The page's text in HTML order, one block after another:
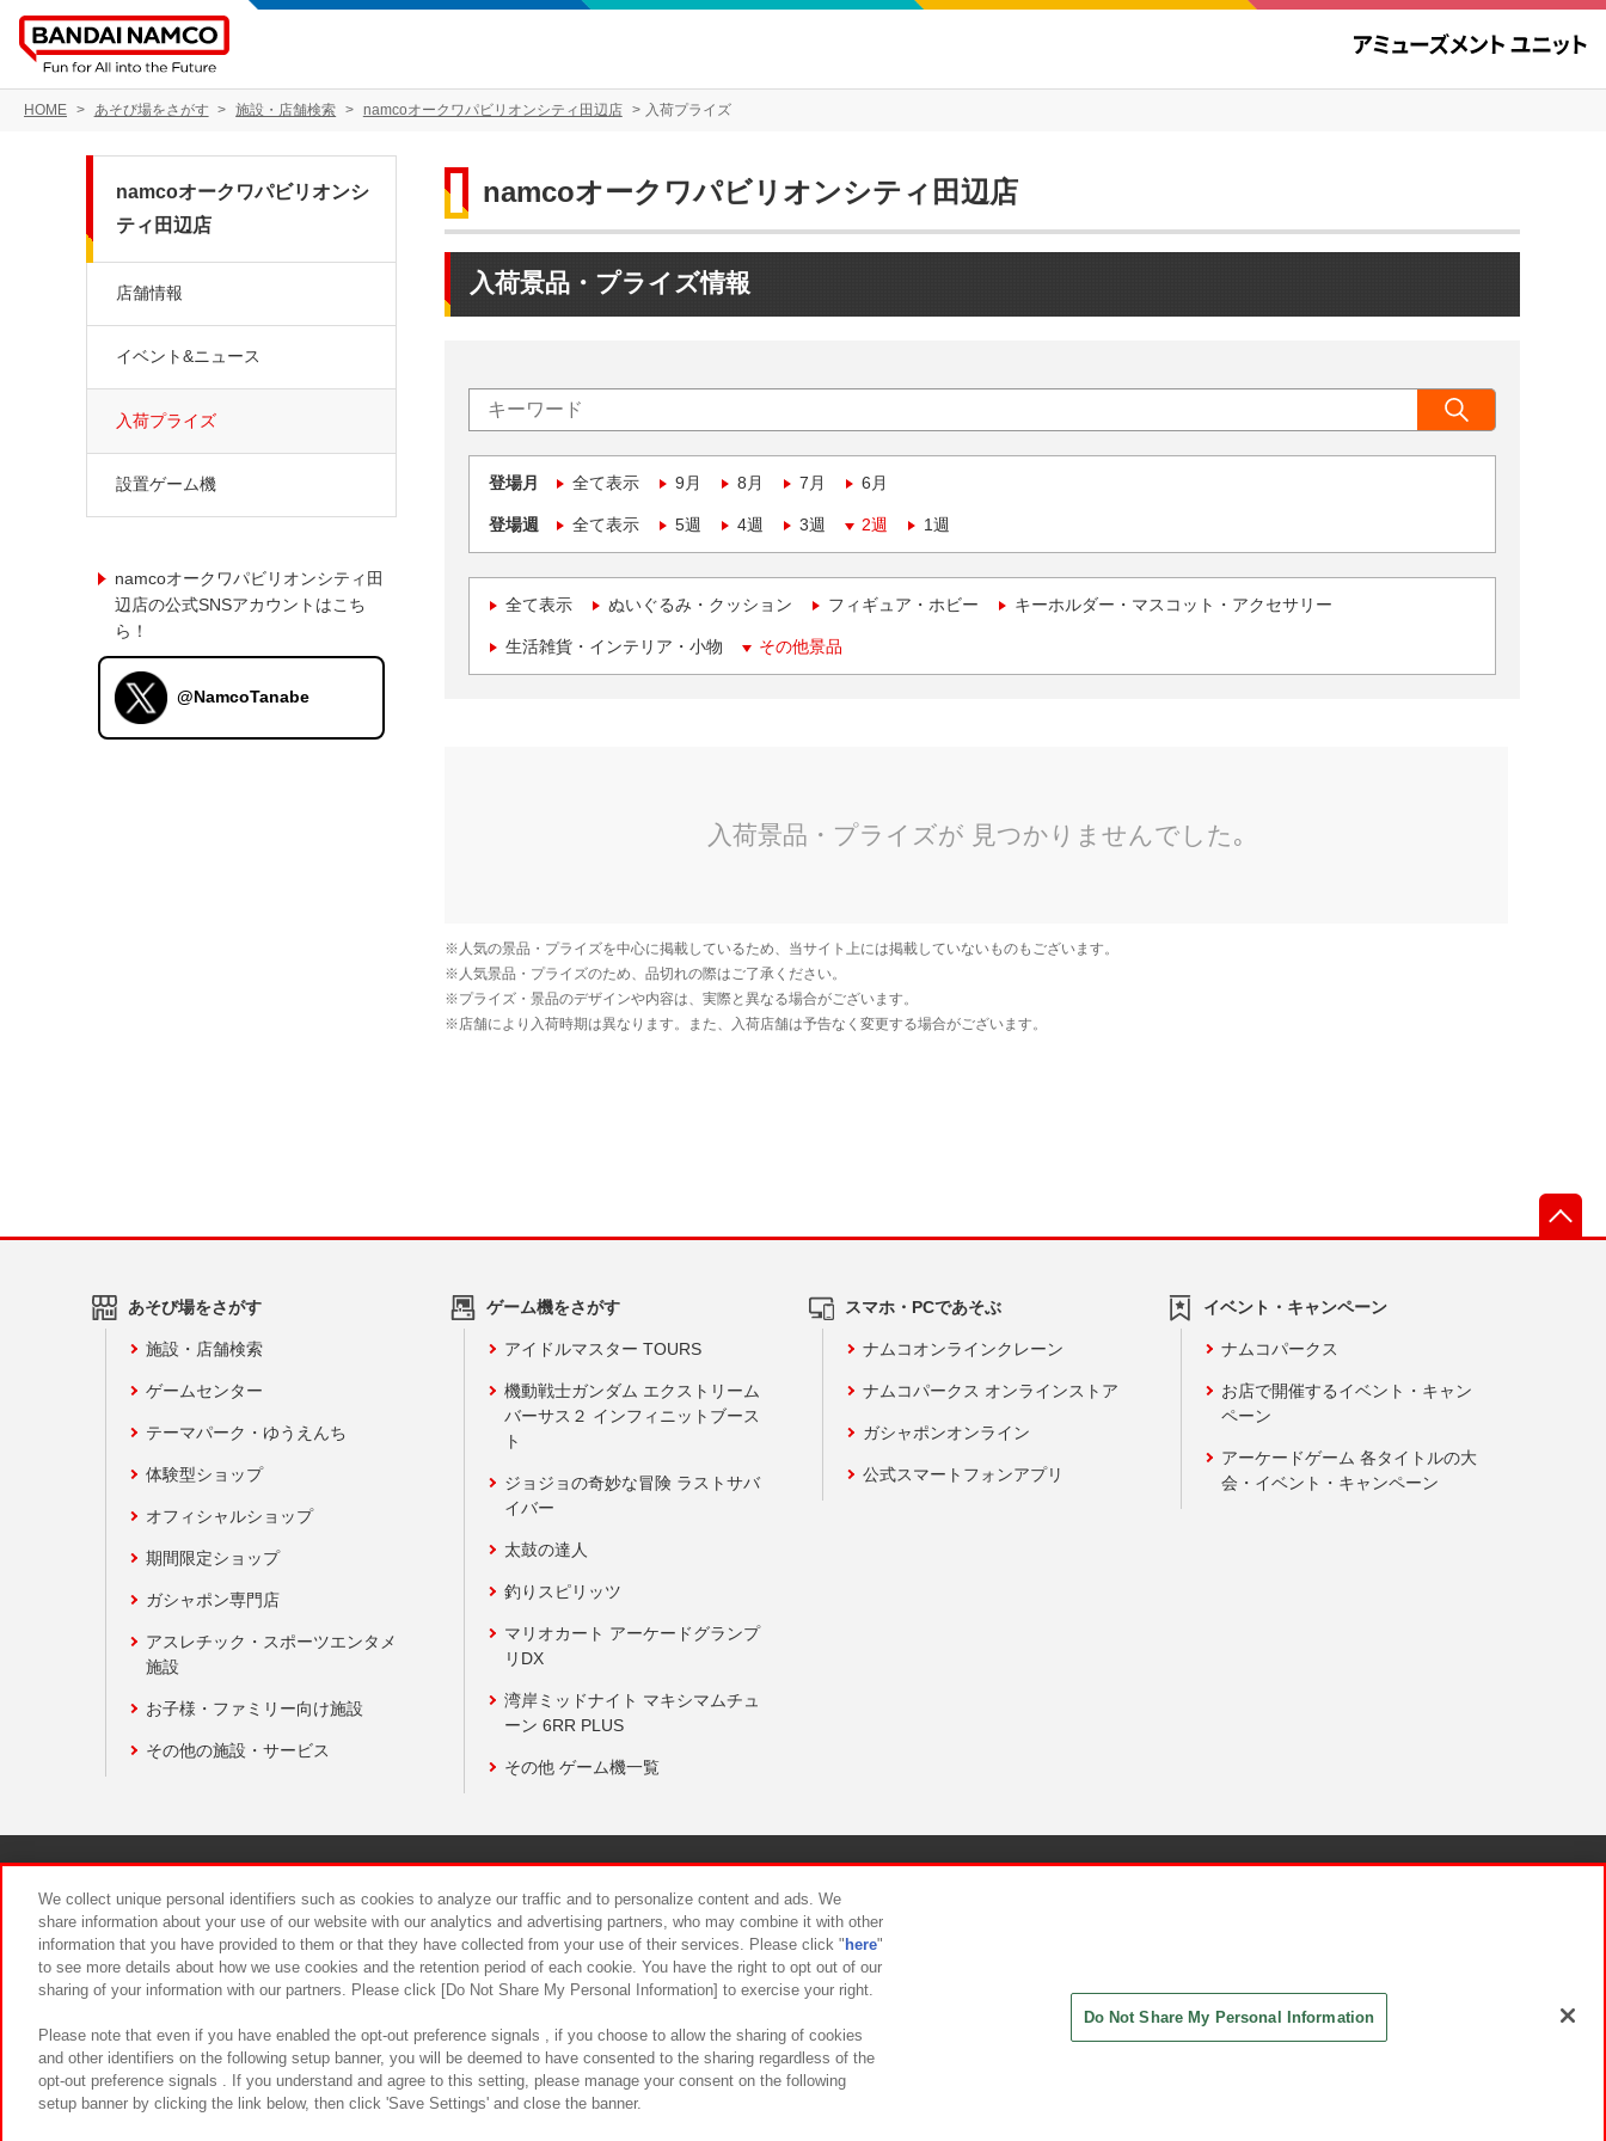
HOME あそび場をさがす 施設・店舗検索 namcoオークワパビリオンシティ田辺店 入荷プライズ
namcoオークワパビリオンシティ田辺店
入荷景品・プライズ情報
登場月 全て表示 9月 8月 7月 6月
登場週 全て表示 5週 4週 3週 2週 1週
全て表示 ぬいぐるみ・クッション フィギュア・ホビー キーホルダー・マスコット・アクセサリー
生活雑貨・インテリア・小物 その他景品
namcoオークワパビリオンシ
ティ田辺店
店舗情報
イベント&ニュース
入荷プライズ
設置ゲーム機
namcoオークワパビリオンシティ田
辺店の公式SNSアカウントはこち
ら！
@NamcoTanabe
あそび場をさがす
施設・店舗検索
ゲームセンター
テーマパーク・ゆうえんち
体験型ショップ
オフィシャルショップ
期間限定ショップ
ガシャポン専門店
アスレチック・スポーツエンタメ
施設
お子様・ファミリー向け施設
その他の施設・サービス
ゲーム機をさがす
アイドルマスター TOURS
機動戦士ガンダム エクストリーム
バーサス２ インフィニットブース
ト
ジョジョの奇妙な冒険 ラストサバ
イバー
太鼓の達人
釣りスピリッツ
マリオカート アーケードグランプ
リDX
湾岸ミッドナイト マキシマムチュ
ーン 6RR PLUS
その他 ゲーム機一覧
スマホ・PCであそぶ
ナムコオンラインクレーン
ナムコパークス オンラインストア
ガシャポンオンライン
公式スマートフォンアプリ
イベント・キャンペーン
ナムコパークス
お店で開催するイベント・キャン
ペーン
アーケードゲーム 各タイトルの大
会・イベント・キャンペーン
食品のご提供について カスタマーハラスメント対応方針
We collect unique personal identifiers such as cookies to analyze our traffic and to personalize content and ads. We
share information about your use of our website with our analytics and advertising partners, who may combine it with other
information that you have provided to them or that they have collected from your use of their services. Please click " here"
to see more details about how we use cookies and the retention period of each cookie. You have the right to opt out of our
sharing of your information with our partners. Please click [Do Not Share My Personal Information] to exercise your right.
Please note that even if you have enabled the opt-out preference signals , if you choose to allow the sharing of cookies
and other identifiers on the following setup banner, you will be deemed to have consented to the sharing regardless of the
opt-out preference signals . If you understand and agree to this setting, please manage your consent on the following
setup banner by clicking the link below, then click 'Save Settings' and close the banner.
Do Not Share My Personal Information